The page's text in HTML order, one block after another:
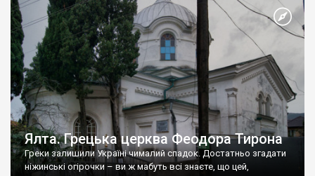
Ялта. Грецька церква Феодора Тирона
Греки залишили Україні чималий спадок. Достатньо згадати
ніжинські огірочки – ви ж мабуть всі знаєте, що цей,